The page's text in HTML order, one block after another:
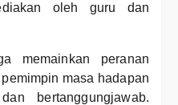
oleh guru dan
memainkan peranan
masa hadapan
bertanggungjawab.